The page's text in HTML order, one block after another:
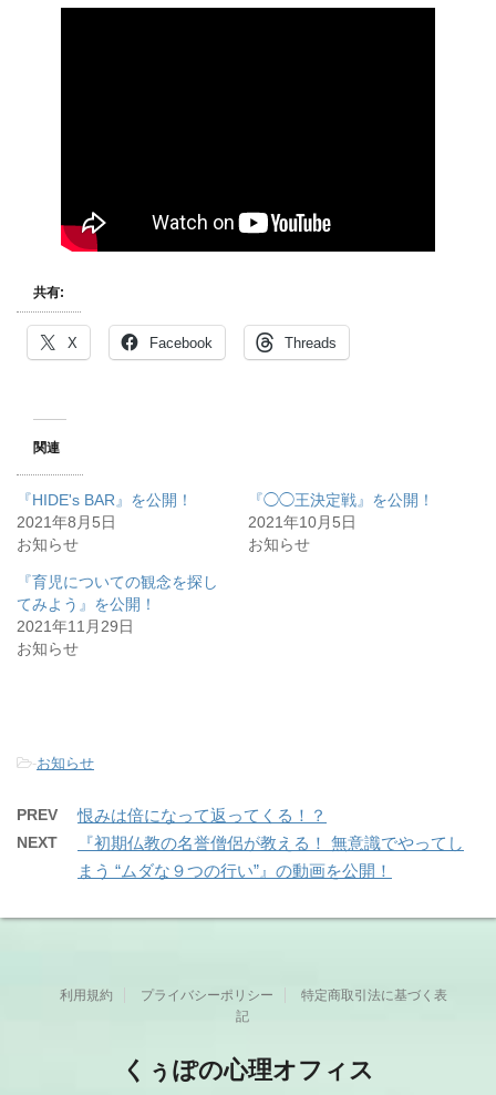
共有:
X Facebook Threads
関連
『HIDE's BAR』を公開！
2021年8月5日
お知らせ
『◯◯王決定戦』を公開！
2021年10月5日
お知らせ
『育児についての観念を探し
てみよう』を公開！
2021年11月29日
お知らせ
-お知らせ
PREV 恨みは倍になって返ってくる！？
NEXT
『初期仏教の名誉僧侶が教える！ 無意識でやってし
まう “ムダな９つの行い”』の動画を公開！
利用規約 プライバシーポリシー
特定商取引法に基づく表
記
くぅぽの心理オフィス